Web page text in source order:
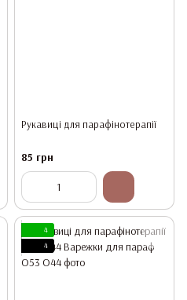
Рукавиці для парафінотерапії
85 грн
4
4